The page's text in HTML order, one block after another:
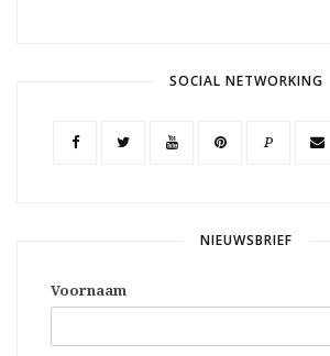
SOCIAL NETWORKING
P
NIEUWSBRIEF
Voornaam